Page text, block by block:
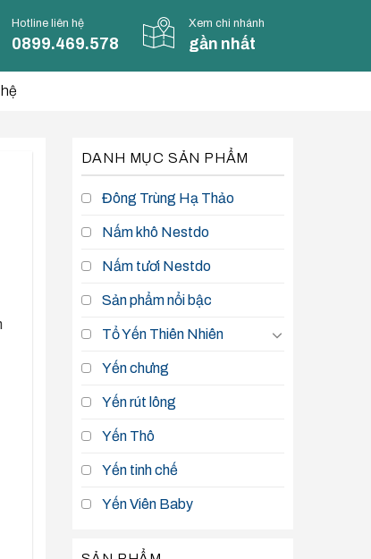
Hotline liên hệ
0899.469.578
Xem chi nhánh
gần nhất
DANH MỤC SẢN PHẨM
Đông Trùng Hạ Thảo
Nấm khô Nestdo
Nấm tươi Nestdo
Sản phẩm nổi bậc
Tổ Yến Thiên Nhiên
Yến chưng
Yến rút lông
Yến Thô
Yến tinh chế
Yến Viên Baby